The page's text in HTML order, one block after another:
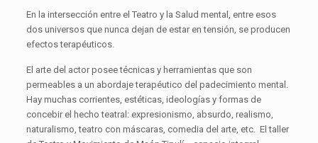
En la intersección entre el Teatro y la Salud mental, entre esos
dos universos que nunca dejan de estar en tensión, se producen
efectos terapéuticos.
El arte del actor posee técnicas y herramientas que son
permeables a un abordaje terapéutico del padecimiento mental.
Hay muchas corrientes, estéticas, ideologías y formas de
concebir el hecho teatral: expresionismo, absurdo, realismo,
naturalismo, teatro con máscaras, comedia del arte, etc. El taller